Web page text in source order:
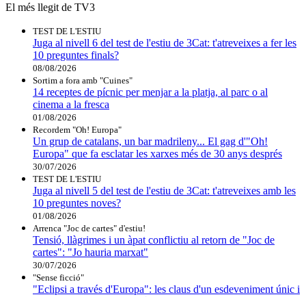
El més llegit de TV3
TEST DE L'ESTIU
Juga al nivell 6 del test de l'estiu de 3Cat: t'atreveixes a fer les
10 preguntes finals?
08/08/2026
Sortim a fora amb "Cuines"
14 receptes de pícnic per menjar a la platja, al parc o al
cinema a la fresca
01/08/2026
Recordem "Oh! Europa"
Un grup de catalans, un bar madrileny... El gag d'"Oh!
Europa" que fa esclatar les xarxes més de 30 anys després
30/07/2026
TEST DE L'ESTIU
Juga al nivell 5 del test de l'estiu de 3Cat: t'atreveixes amb les
10 preguntes noves?
01/08/2026
Arrenca "Joc de cartes" d'estiu!
Tensió, llàgrimes i un àpat conflictiu al retorn de "Joc de
cartes": "Jo hauria marxat"
30/07/2026
"Sense ficció"
"Eclipsi a través d'Europa": les claus d'un esdeveniment únic i